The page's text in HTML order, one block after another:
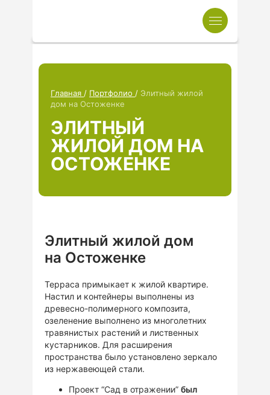
ЭЛИТНЫЙ
ЖИЛОЙ ДОМ НА
ОСТОЖЕНКЕ
Главная / Портфолио / Элитный жилой
дом на Остоженке
Элитный жилой дом
на Остоженке
Терраса примыкает к жилой квартире.
Настил и контейнеры выполнены из
древесно-полимерного композита,
озеленение выполнено из многолетних
травянистых растений и лиственных
кустарников. Для расширения
пространства было установлено зеркало
из нержавеющей стали.
Проект “Сад в отражении” был